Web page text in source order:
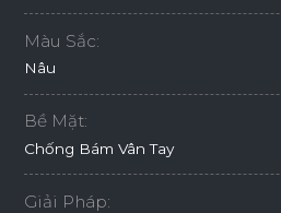
Màu Sắc:
Nâu
Bề Mặt:
Chống Bám Vân Tay
Giải Pháp: